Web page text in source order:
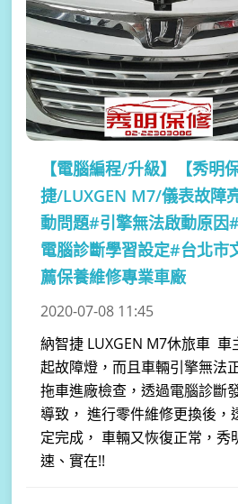
【電腦編程/升級】
【秀明
捷/LUXGEN M7/儀表故障
動問題#引擎無法啟動原因
電腦診斷學習設定#台北市
薦保養維修專業車廠
2020-07-08 11:45
納智捷 LUXGEN M7休旅車 車
起故障燈，而且車輛引擎無法
拖車進廠檢查，透過電腦診斷
導致， 進行零件維修更換後，
定完成， 車輛又恢復正常，秀
速、實在!!